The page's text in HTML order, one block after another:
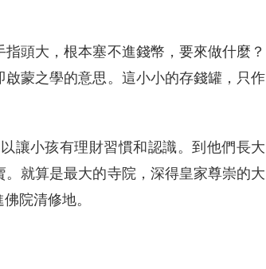
頭大，根本塞不進錢幣，要來做什麼？
蒙之學的意思。這小小的存錢罐，只作
讓小孩有理財習慣和認識。到他們長大
就算是最大的寺院，深得皇家尊崇的大
院清修地。